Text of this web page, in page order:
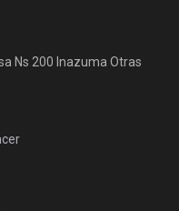
Ns 200 Inazuma Otras